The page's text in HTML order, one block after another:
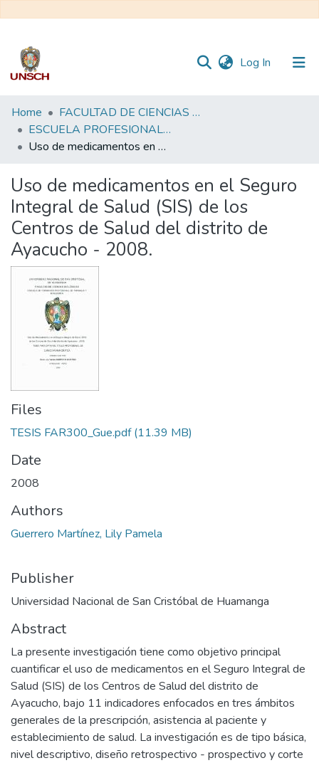
Log In (current)
Communities
&
Collections
Statistics
Home
FACULTAD DE CIENCIAS DE LA SALUD
ESCUELA PROFESIONAL DE FARMACIA Y BIOQUÍMICA
Uso de medicamentos en el Seguro Integral de Salud (SIS) de los Centros de Salud del distrito de Ayacucho - 2008.
Uso de medicamentos en el Seguro
Integral de Salud (SIS) de los
Centros de Salud del distrito de
Ayacucho - 2008.
Files
TESIS FAR300_Gue.pdf(11.39 MB)
Date
2008
Authors
Guerrero Martínez, Lily Pamela
Publisher
Universidad Nacional de San Cristóbal de Huamanga
Abstract
La presente investigación tiene como objetivo principal
cuantificar el uso de medicamentos en el Seguro Integral de
Salud (SIS) de los Centros de Salud del distrito de
Ayacucho, bajo 11 indicadores enfocados en tres ámbitos
generales de la prescripción, asistencia al paciente y
establecimiento de salud. La investigación es de tipo básica,
nivel descriptivo, diseño retrospectivo - prospectivo y corte